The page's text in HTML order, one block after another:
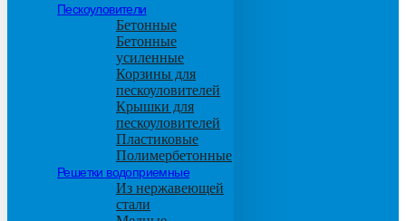
Пескоуловители
Бетонные
Бетонные
усиленные
Корзины для
пескоуловителей
Крышки для
пескоуловителей
Пластиковые
Полимербетонные
Решетки водоприемные
Из нержавеющей
стали